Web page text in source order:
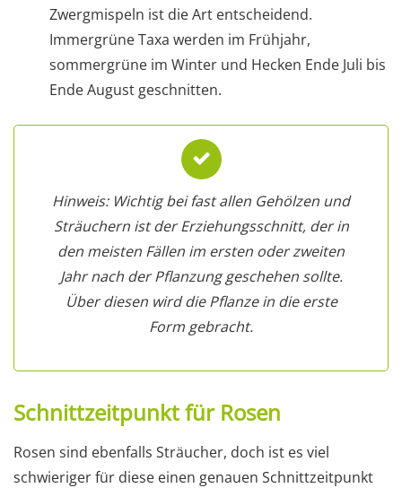
Zwergmispeln ist die Art entscheidend.
Immergrüne Taxa werden im Frühjahr,
sommergrüne im Winter und Hecken Ende Juli bis
Ende August geschnitten.
Hinweis: Wichtig bei fast allen Gehölzen und
Sträuchern ist der Erziehungsschnitt, der in
den meisten Fällen im ersten oder zweiten
Jahr nach der Pflanzung geschehen sollte.
Über diesen wird die Pflanze in die erste
Form gebracht.
Schnittzeitpunkt für Rosen
Rosen sind ebenfalls Sträucher, doch ist es viel
schwieriger für diese einen genauen Schnittzeitpunkt